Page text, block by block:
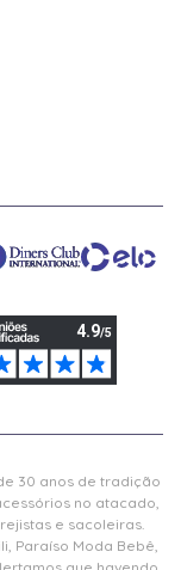
30 anos de tradição
no atacado,
e sacoleiras.
Paraíso Moda Bebê,